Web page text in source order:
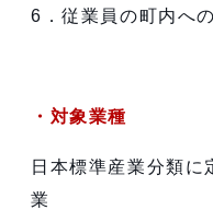
6．従業員の町内へ
・対象業種
日本標準産業分類に
業